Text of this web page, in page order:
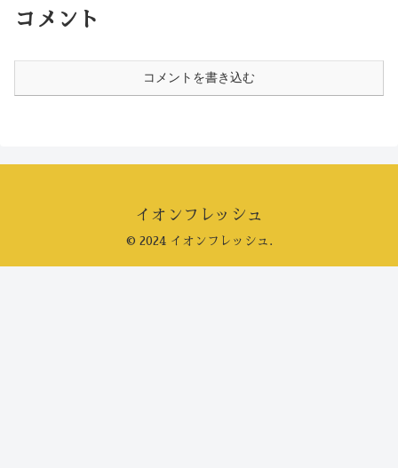
コメント
コメントを書き込む
イオンフレッシュ
© 2024 イオンフレッシュ.